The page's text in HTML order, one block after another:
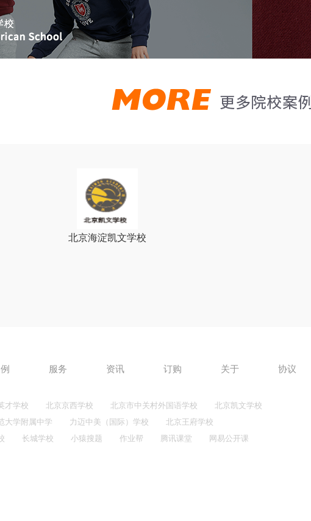
北京海淀凯文学校
服务 资讯 订购 关于 协议
才学校 北京京西学校 北京市中关村外国语学校
北京凯文学校
大学附属中学 力迈中美（国际）学校
北京王府学校
长城学校 小猿搜题 作业帮 腾讯课堂 网易公开课